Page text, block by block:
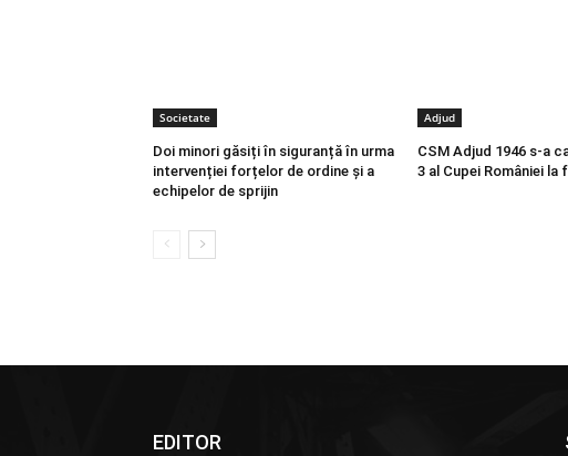
Societate
Doi minori găsiți în siguranță în urma
intervenției forțelor de ordine și a
echipelor de sprijin
Adjud
CSM Adjud 1946 s-a
3 al Cupei României la
EDITOR